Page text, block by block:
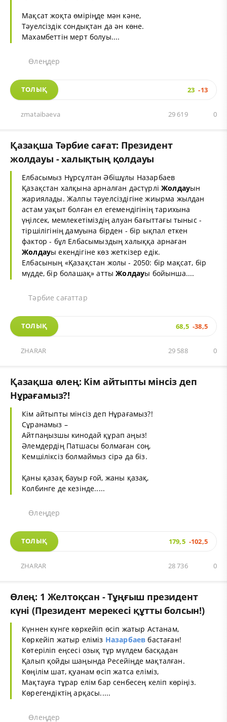
Мақсат жоқта өміріңде мән кәне,
Тәуелсіздік сондықтан да ән көне.
Махамбеттін мерт болуы....
Өлеңдер
ТОЛЫҚ 23 -13
zmataibaeva 0
29 619
Қазақша Тәрбие сағат: Президент
жолдауы - халықтың қолдауы
Елбасымыз Нұрсұлтан Әбішұлы Назарбаев
Қазақстан халқына арналған дәстүрліЖолдауын
жариялады. Жалпы тәуелсіздігіне жиырма жылдан
астам уақыт болған ел егемендігінің тарихына
үңілсек, мемлекетіміздің алуан бағыттағы тыныс -
тіршілігінің дамуына бірден - бір ықпал еткен
фактор - бұл Елбасымыздың халыққа арнаған
Жолдауы екендігіне көз жеткізер едік.
Елбасының «Қазақстан жолы - 2050: бір мақсат, бір
мүдде, бір болашақ» аттыЖолдауы бойынша....
Тәрбие сағаттар
ТОЛЫҚ 68,5 -38,5
ZHARAR 0
29 588
Қазақша өлең: Кім айтыпты мінсіз деп
Нұрағамыз?!
Кім айтыпты мінсіз деп Нұрағамыз?!
Сұранамыз –
Айтпаңызшы кинодай құрап аңыз!
Әлемдердің Патшасы болмаған соң,
Кемшіліксіз болмаймыз сірә да біз.
Қаны қазақ бауыр ғой, жаны қазақ,
Колбинге де кезінде.....
Өлеңдер
ТОЛЫҚ 179,5 -102,5
ZHARAR 0
28 736
Өлең: 1 Желтоқсан - Тұңғыш президент
күні (Президент мерекесі құтты болсын!)
Күннен күнге көркейіп өсіп жатыр Астанам,
Көркейіп жатыр еліміз Назарбаев бастаған!
Көтеріліп еңсесі озық тұр мүлдем басқадан
Қалып қойды шаңында Ресейіңде мақталған.
Көңілім шат, қуанам өсіп жатса еліміз,
Мақтауға тұрар елім бар сенбесең келіп көріңіз.
Көрегендіктің арқасы.....
Өлеңдер